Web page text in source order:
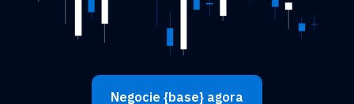
Negocie {base} agora